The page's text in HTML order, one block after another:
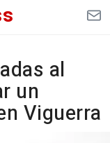
al
un
Viguerra